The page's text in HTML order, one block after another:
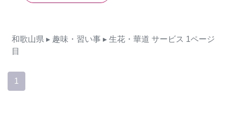
和歌山県 ▸ 趣味・習い事 ▸ 生花・華道 サービス 1ページ
目
1